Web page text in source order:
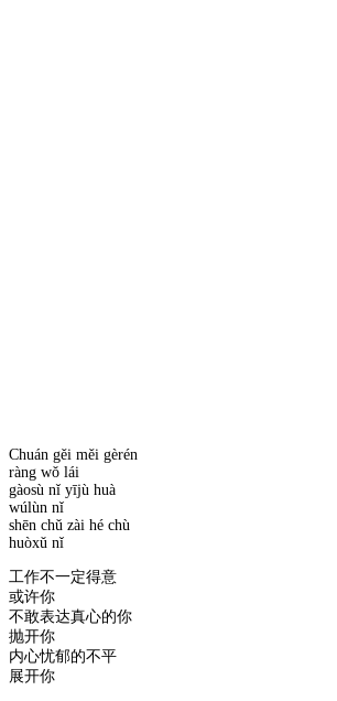
Chuán gěi měi gèrén
ràng wǒ lái
gàosù nǐ yījù huà
wúlùn nǐ
shēn chǔ zài hé chù
huòxǔ nǐ
工作不一定得意
或许你
不敢表达真心的你
抛开你
内心忧郁的不平
展开你